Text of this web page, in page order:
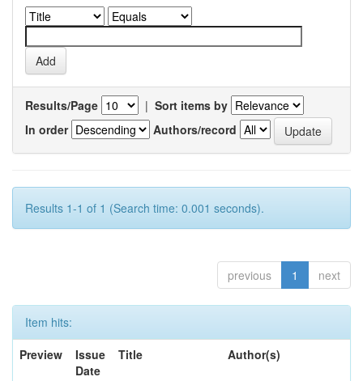
Results/Page | Sort items by
In order
Authors/record
Results 1-1 of 1 (Search time: 0.001 seconds).
previous 1 next
Item hits:
Preview
Issue
Date
Title Author(s)